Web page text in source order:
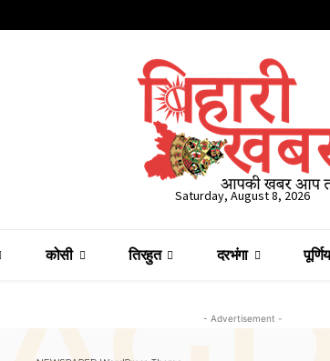
Saturday, August 8, 2026
कोसी तिरहुत दरभंगा
- Advertisement -